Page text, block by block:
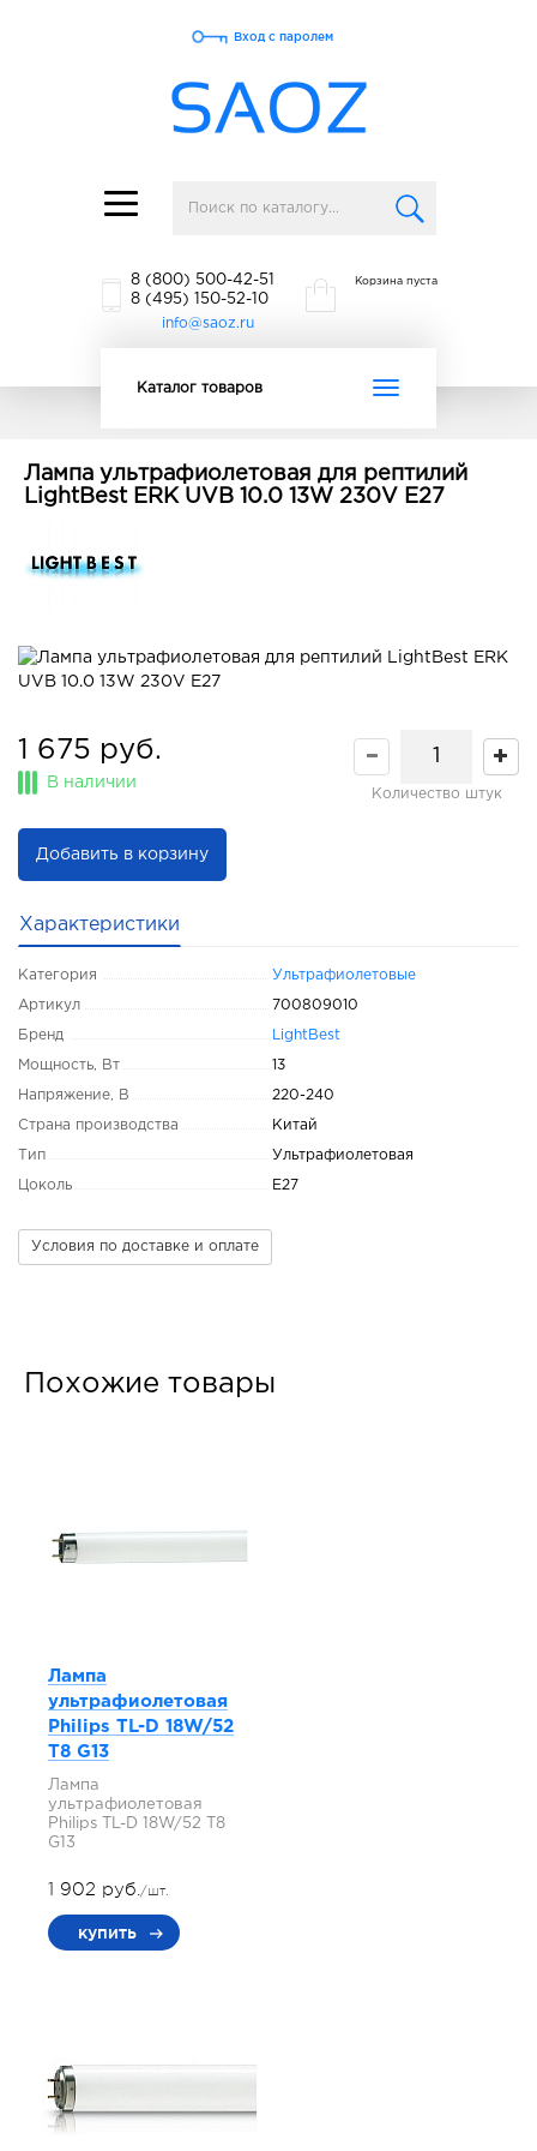
Toggle
navigation
Вход с паролем
8 (800) 500-42-51
8 (495) 150-52-10
info@saoz.ru
Корзина пуста
Toggle
Каталог товаров
Лампа ультрафиолетовая для рептилий
LightBest ERK UVB 10.0 13W 230V E27
1 675 руб.
В наличии
Количество штук
Добавить в корзину
Характеристики
Категория Ультрафиолетовые
Артикул 700809010
Бренд LightBest
Мощность, Вт 13
Напряжение, В 220-240
Страна производства Китай
Тип Ультрафиолетовая
Цоколь E27
Условия по доставке и оплате
Похожие товары
Лампа
ультрафиолетовая
Philips TL-D 18W/52
T8 G13
Лампа
ультрафиолетовая
Philips TL-D 18W/52 T8
G13
1 902 руб./шт.
купить